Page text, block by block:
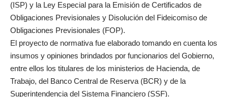
(ISP) y la Ley Especial para la Emisión de Certificados de
Obligaciones Previsionales y Disolución del Fideicomiso de
Obligaciones Previsionales (FOP).
El proyecto de normativa fue elaborado tomando en cuenta los
insumos y opiniones brindados por funcionarios del Gobierno,
entre ellos los titulares de los ministerios de Hacienda, de
Trabajo, del Banco Central de Reserva (BCR) y de la
Superintendencia del Sistema Financiero (SSF).